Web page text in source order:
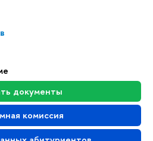
документы
комиссия